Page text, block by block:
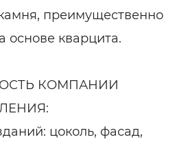
преимущественно
основе кварцита.
КОМПАНИИ
цоколь, фасад,